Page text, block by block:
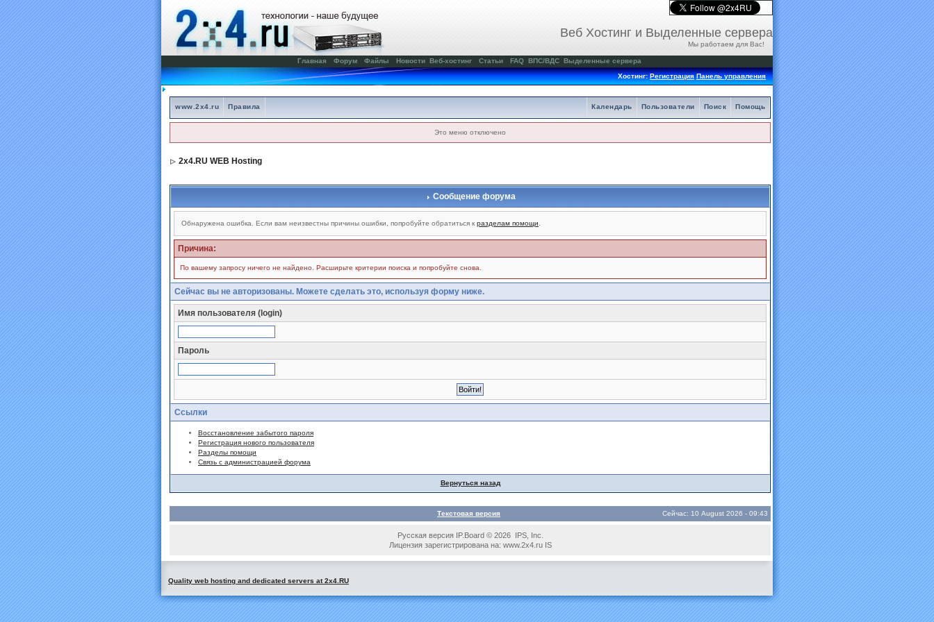
Веб Хостинг и Выделенные сервера
Мы работаем для Вас!
Главная Форум Файлы Новости Веб-хостинг Статьи FAQ ВПС/ВДС Выделенные сервера
Хостинг:Регистрация Панель управления
www.2x4.ru Правила Помощь
Поиск
Пользователи
Календарь
Это меню отключено
2x4.RU WEB Hosting
Сообщение форума
Обнаружена ошибка. Если вам неизвестны причины ошибки, попробуйте обратиться к разделам помощи
Причина:
По вашему запросу ничего не найдено. Расширьте критерии поиска и попробуйте снова.
Сейчас вы не авторизованы. Можете сделать это, используя форму ниже.
Имя пользователя (login)
Пароль
Ссылки
Восстановление забытого пароля
Регистрация нового пользователя
Разделы помощи
Связь с администрацией форума
Вернуться назад
Текстовая версия Сейчас: 10 August 2026 - 09:43
Русская версия IP.Board © 2026 IPS, Inc.
Лицензия зарегистрирована на: www.2x4.ru IS
Quality web hosting and dedicated servers at 2x4.RU